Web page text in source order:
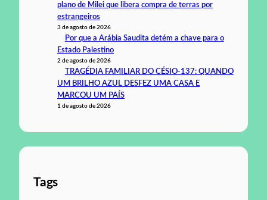
plano de Milei que libera compra de terras por
estrangeiros
3 de agosto de 2026
Por que a Arábia Saudita detém a chave para o
Estado Palestino
2 de agosto de 2026
TRAGÉDIA FAMILIAR DO CÉSIO-137: QUANDO
UM BRILHO AZUL DESFEZ UMA CASA E
MARCOU UM PAÍS
1 de agosto de 2026
Tags